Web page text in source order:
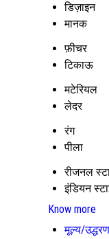
डिज़ाइन
मानक
फ़ीचर
टिकाऊ
मटेरियल
लेदर
रंग
पीला
रीजनल
इंडियन
Know more
मूल्य/